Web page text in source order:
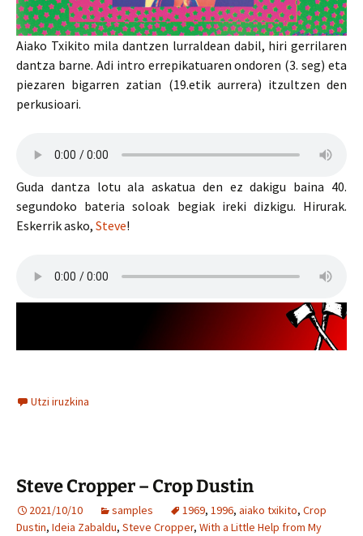
Aiako Txikito mila dantzen lurraldean dabil, hiri gerrilaren
dantza barne. Adi intro errepikatuaren ondoren (3. seg) eta
piezaren bigarren zatian (19.etik aurrera) itzultzen den
perkusioari.
Guda dantza lotu ala askatua den ez dakigu baina 40.
segundoko bateria soloak begiak ireki dizkigu. Hirurak.
Eskerrik asko, Steve!
Utzi iruzkina
Steve Cropper – Crop Dustin
2021/10/10 samples 1969, 1996, aiako txikito, Crop
Dustin, Ideia Zabaldu, Steve Cropper, With a Little Help from My